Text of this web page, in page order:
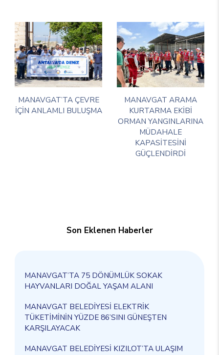
MANAVGAT’TA ÇEVRE
İÇİN ANLAMLI BULUŞMA
MANAVGAT ARAMA
KURTARMA EKİBİ
ORMAN YANGINLARINA
MÜDAHALE
KAPASİTESİNİ
GÜÇLENDİRDİ
Son Eklenen Haberler
MANAVGAT’TA 75 DÖNÜMLÜK SOKAK
HAYVANLARI DOĞAL YAŞAM ALANI
MANAVGAT BELEDİYESİ ELEKTRİK
TÜKETİMİNİN YÜZDE 86’SINI GÜNEŞTEN
KARŞILAYACAK
MANAVGAT BELEDİYESİ KIZILOT’TA ULAŞIM